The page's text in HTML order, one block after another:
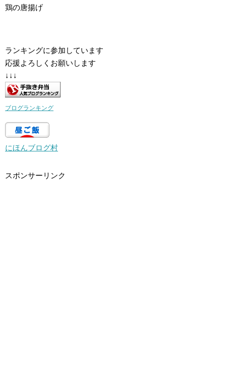
鶏の唐揚げ
ランキングに参加しています
応援よろしくお願いします
↓↓↓
ブログランキング
にほんブログ村
スポンサーリンク